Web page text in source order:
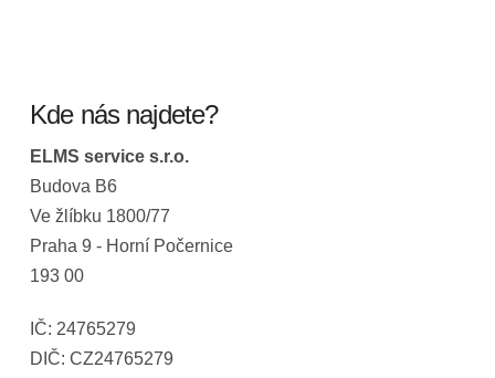
Kde nás najdete?
ELMS service s.r.o.
Budova B6
Ve žlíbku 1800/77
Praha 9 - Horní Počernice
193 00
IČ: 24765279
DIČ: CZ24765279